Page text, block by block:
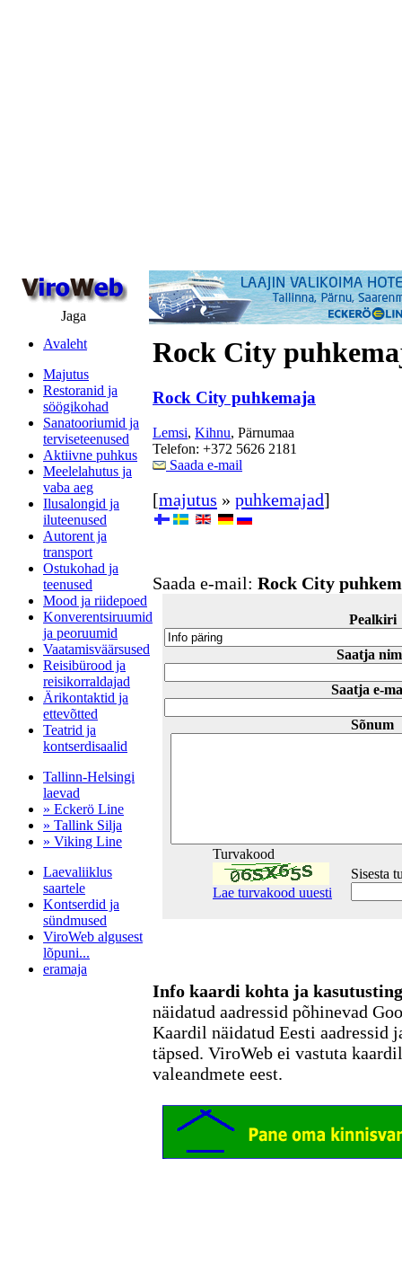
Jaga
Avaleht
Majutus
Restoranid ja
söögikohad
Sanatooriumid ja
terviseteenused
Aktiivne puhkus
Meelelahutus ja
vaba aeg
Ilusalongid ja
iluteenused
Autorent ja
transport
Ostukohad ja
teenused
Mood ja riidepoed
Konverentsiruumid
ja peoruumid
Vaatamisväärsused
Reisibürood ja
reisikorraldajad
Ärikontaktid ja
ettevõtted
Teatrid ja
kontserdisaalid
Tallinn-Helsingi
laevad
» Eckerö Line
» Tallink Silja
» Viking Line
Laevaliiklus
saartele
Kontserdid ja
sündmused
ViroWeb algusest
lõpuni...
eramaja
Rock City
Rock City puhkemaja
Lemsi, Kihnu, Pärnumaa
Telefon: +372 5626 2181
Saada e-mail
[majutus » puhkemajad]
Saada e-mail: Rock City
Pealkiri
Saatja
Saatja e-
Sõnum
Turvakood
Lae turvakood uuesti
Sisesta
Info kaardi kohta ja
näidatud aadressid põhinevad
Kaardil näidatud Eesti aadressid
täpsed. ViroWeb ei vastuta
valeandmete eest.